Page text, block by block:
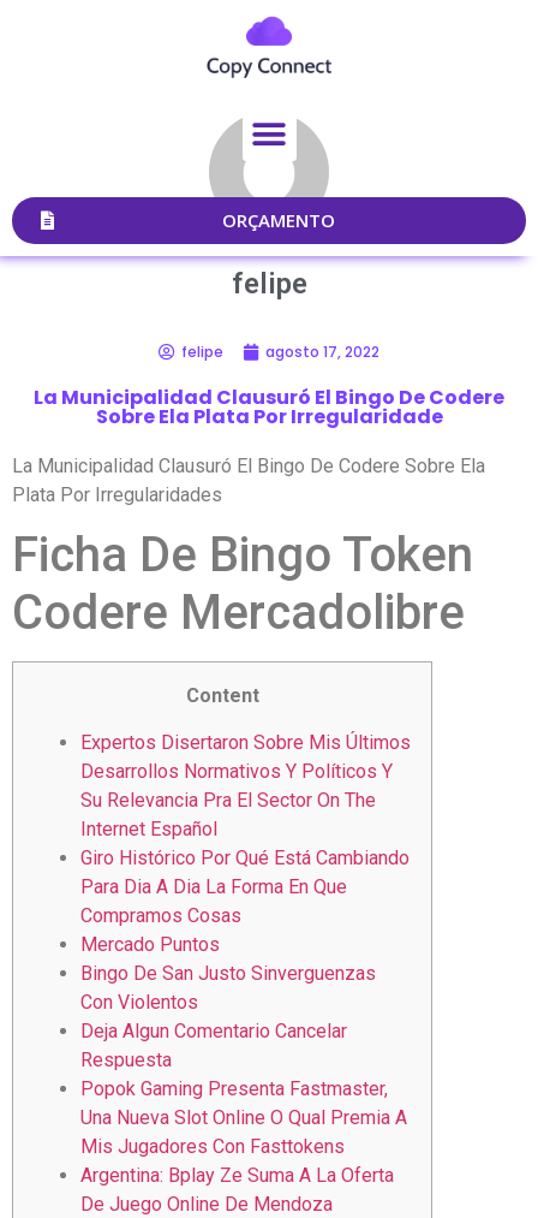
ORÇAMENTO
felipe
felipe agosto 17, 2022
La Municipalidad Clausuró El Bingo De Codere
Sobre Ela Plata Por Irregularidade
La Municipalidad Clausuró El Bingo De Codere Sobre Ela
Plata Por Irregularidades
Ficha De Bingo Token
Codere Mercadolibre
Content
Expertos Disertaron Sobre Mis Últimos
Desarrollos Normativos Y Políticos Y
Su Relevancia Pra El Sector On The
Internet Español
Giro Histórico Por Qué Está Cambiando
Para Dia A Dia La Forma En Que
Compramos Cosas
Mercado Puntos
Bingo De San Justo Sinverguenzas
Con Violentos
Deja Algun Comentario Cancelar
Respuesta
Popok Gaming Presenta Fastmaster,
Una Nueva Slot Online O Qual Premia A
Mis Jugadores Con Fasttokens
Argentina: Bplay Ze Suma A La Oferta
De Juego Online De Mendoza